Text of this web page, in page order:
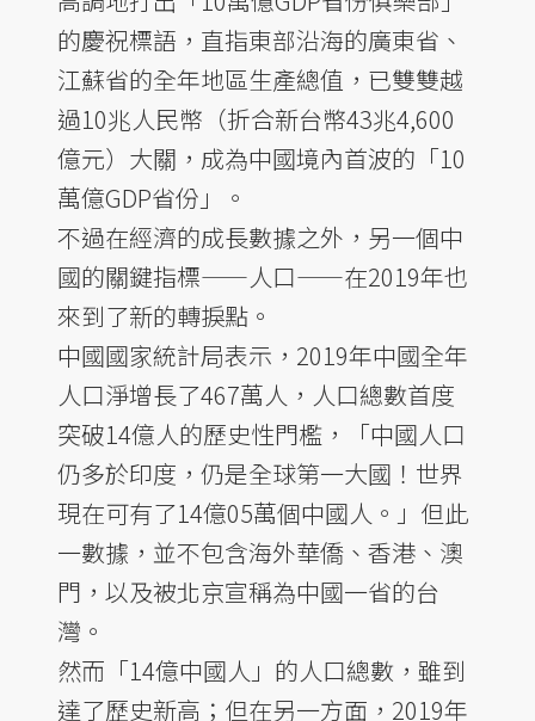
的慶祝標語，直指東部沿海的廣東省、
江蘇省的全年地區生產總值，已雙雙越
過10兆人民幣（折合新台幣43兆4,600
億元）大關，成為中國境內首波的「10
萬億GDP省份」。
不過在經濟的成長數據之外，另一個中
國的關鍵指標——人口——在2019年也
來到了新的轉捩點。
中國國家統計局表示，2019年中國全年
人口淨增長了467萬人，人口總數首度
突破14億人的歷史性門檻，「中國人口
仍多於印度，仍是全球第一大國！世界
現在可有了14億05萬個中國人。」但此
一數據，並不包含海外華僑、香港、澳
門，以及被北京宣稱為中國一省的台
灣。
然而「14億中國人」的人口總數，雖到
達了歷史新高；但在另一方面，2019年